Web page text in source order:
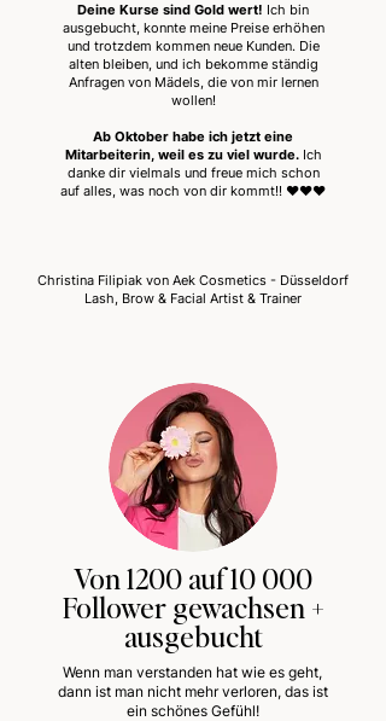
Deine Kurse sind Gold wert! Ich bin
ausgebucht, konnte meine Preise erhöhen
und trotzdem kommen neue Kunden. Die
alten bleiben, und ich bekomme ständig
Anfragen von Mädels, die von mir lernen
wollen!
Ab Oktober habe ich jetzt eine
Mitarbeiterin, weil es zu viel wurde. Ich
danke dir vielmals und freue mich schon
auf alles, was noch von dir kommt!! ❤️❤️❤️
Christina Filipiak von Aek Cosmetics - Düsseldorf
Lash, Brow & Facial Artist & Trainer
Von 1200 auf 10 000
Follower gewachsen +
ausgebucht
Wenn man verstanden hat wie es geht,
dann ist man nicht mehr verloren, das ist
ein schönes Gefühl!